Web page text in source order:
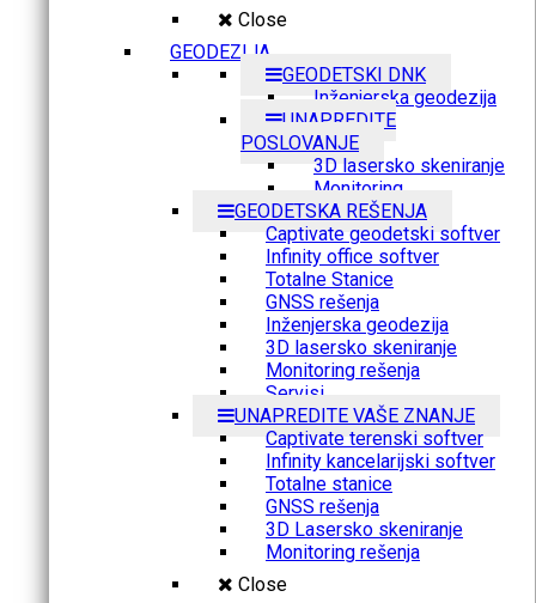
Close
GEODEZIJA
GEODETSKI DNK
Inženjerska geodezija
UNAPREDITE
POSLOVANJE
3D lasersko skeniranje
Monitoring
GEODETSKA REŠENJA
Captivate geodetski softver
Infinity office softver
Totalne Stanice
GNSS rešenja
Inženjerska geodezija
3D lasersko skeniranje
Monitoring rešenja
Servisi
UNAPREDITE VAŠE ZNANJE
Captivate terenski softver
Infinity kancelarijski softver
Totalne stanice
GNSS rešenja
3D Lasersko skeniranje
Monitoring rešenja
Close